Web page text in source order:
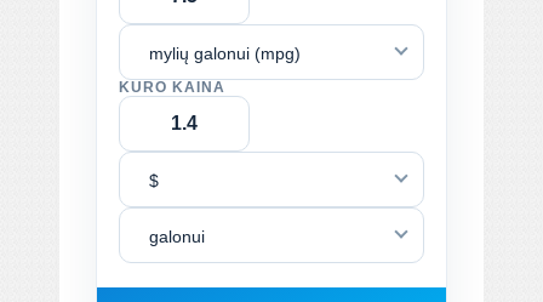
mylių galonui (mpg)
KURO KAINA
$
galonui